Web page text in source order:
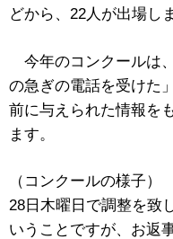
どから、22人が出場し
今年のコンクールは
の急ぎの電話を受けた
前に与えられた情報を
ます。
（コンクールの様子）
28日木曜日で調整を致
いうことですが、お返